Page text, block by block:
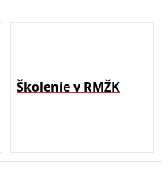
Školenie v RMŽK